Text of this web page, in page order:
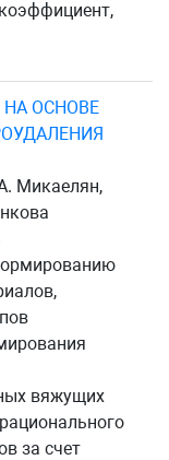
ОСНОВЕ
Микаелян,
вяжущих
за счет